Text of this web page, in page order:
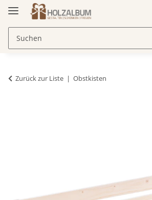
Zurück zur Liste Obstkisten